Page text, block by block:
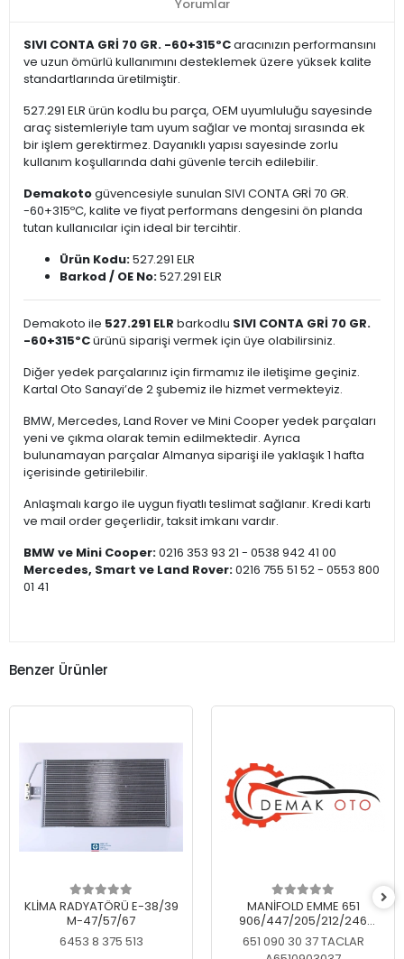
Yorumlar
SIVI CONTA GRİ 70 GR. -60+315ºCaracınızın performansını
ve uzun ömürlü kullanımını desteklemek üzere yüksek kalite
standartlarında üretilmiştir.
527.291 ELR ürün kodlu bu parça, OEM uyumluluğu sayesinde
araç sistemleriyle tam uyum sağlar ve montaj sırasında ek
bir işlem gerektirmez. Dayanıklı yapısı sayesinde zorlu
kullanım koşullarında dahi güvenle tercih edilebilir.
Demakotogüvencesiyle sunulan SIVI CONTA GRİ 70 GR.
-60+315ºC, kalite ve fiyat performans dengesini ön planda
tutan kullanıcılar için ideal bir tercihtir.
Ürün Kodu:527.291 ELR
Barkod / OE No:527.291 ELR
Demakoto ile 527.291 ELR barkodlu SIVI CONTA GRİ 70 GR.
-60+315ºCürünü siparişi vermek için üye olabilirsiniz.
Diğer yedek parçalarınız için firmamız ile iletişime geçiniz.
Kartal Oto Sanayi’de 2 şubemiz ile hizmet vermekteyiz.
BMW, Mercedes, Land Rover ve Mini Cooper yedek parçaları
yeni ve çıkma olarak temin edilmektedir. Ayrıca
bulunamayan parçalar Almanya siparişi ile yaklaşık 1 hafta
içerisinde getirilebilir.
Anlaşmalı kargo ile uygun fiyatlı teslimat sağlanır. Kredi kartı
ve mail order geçerlidir, taksit imkanı vardır.
BMW ve Mini Cooper:0216 353 93 21 - 0538 942 41 00
Mercedes, Smart ve Land Rover:0216 755 51 52 - 0553 800
01 41
Benzer Ürünler
KLİMA RADYATÖRÜ E-38/39
M-47/57/67
6453 8 375 513
MANİFOLD EMME 651
906/447/205/212/246
KELEBEKSİZ
651 090 30 37 TACLAR